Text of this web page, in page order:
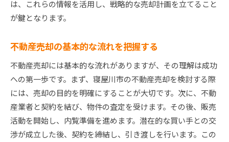
は、これらの情報を活用し、戦略的な売却計画を立てること
が鍵となります。
不動産売却の基本的な流れを把握する
不動産売却には基本的な流れがありますが、その理解は成功
への第一歩です。まず、寝屋川市の不動産売却を検討する際
には、売却の目的を明確にすることが大切です。次に、不動
産業者と契約を結び、物件の査定を受けます。その後、販売
活動を開始し、内覧準備を進めます。潜在的な買い手との交
渉が成立した後、契約を締結し、引き渡しを行います。この